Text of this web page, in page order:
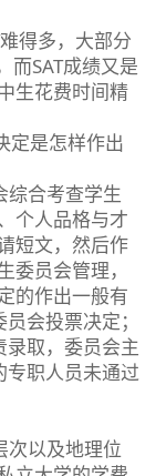
得多，大部分
而SAT成绩又是
生花费时间精
定是怎样作出
综合考查学生
个人品格与才
短文，然后作
员会管理，
的作出一般有
会投票决定；
录取，委员会主
专职人员未通过
次以及地理位